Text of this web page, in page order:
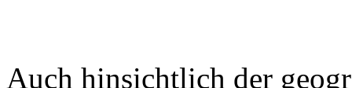
Auch hinsichtlich der